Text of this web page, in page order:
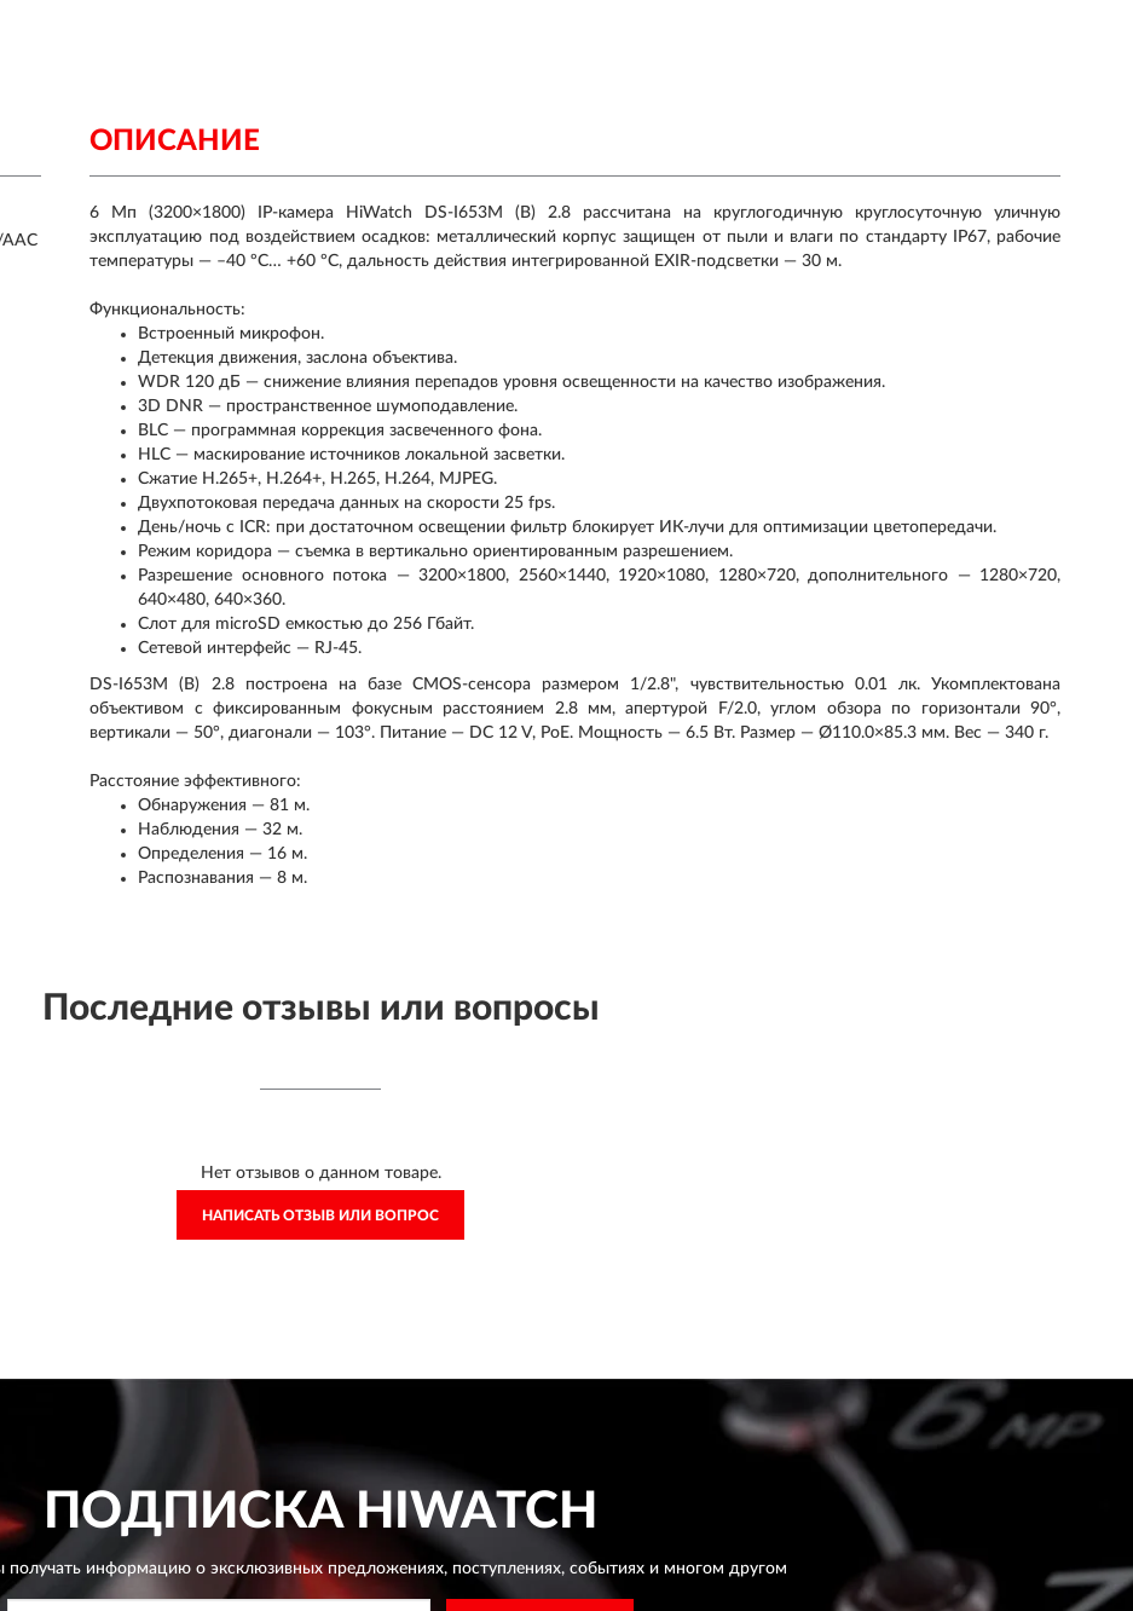
ОПИСАНИЕ
6 Мп (3200×1800) IP-камера HiWatch DS-I653M (B) 2.8 рассчитана на круглогодичную круглосуточную уличную
эксплуатацию под воздействием осадков: металлический корпус защищен от пыли и влаги по стандарту IP67, рабочие
температуры — –40 ºС… +60 ºС, дальность действия интегрированной EXIR-подсветки — 30 м.
Функциональность:
Встроенный микрофон.
Детекция движения, заслона объектива.
WDR 120 дБ — снижение влияния перепадов уровня освещенности на качество изображения.
3D DNR — пространственное шумоподавление.
BLC — программная коррекция засвеченного фона.
HLC — маскирование источников локальной засветки.
Сжатие H.265+, H.264+, H.265, H.264, MJPEG.
Двухпотоковая передача данных на скорости 25 fps.
День/ночь с ICR: при достаточном освещении фильтр блокирует ИК-лучи для оптимизации цветопередачи.
Режим коридора — съемка в вертикально ориентированным разрешением.
Разрешение основного потока — 3200×1800, 2560×1440, 1920×1080, 1280×720, дополнительного — 1280×720,
640×480, 640×360.
Слот для microSD емкостью до 256 Гбайт.
Сетевой интерфейс — RJ-45.
DS-I653M (B) 2.8 построена на базе CMOS-сенсора размером 1/2.8", чувствительностью 0.01 лк. Укомплектована
объективом с фиксированным фокусным расстоянием 2.8 мм, апертурой F/2.0, углом обзора по горизонтали 90°,
вертикали — 50°, диагонали — 103°. Питание — DC 12 V, PoE. Мощность — 6.5 Вт. Размер — Ø110.0×85.3 мм. Вес — 340 г.
Расстояние эффективного:
Обнаружения — 81 м.
Наблюдения — 32 м.
Определения — 16 м.
Распознавания — 8 м.
Последние отзывы или вопросы
Нет отзывов о данном товаре.
НАПИСАТЬ ОТЗЫВ ИЛИ ВОПРОС
ПОДПИСКАHIWATCH
информацию о эксклюзивных предложениях,поступлениях, событиях и многом другом